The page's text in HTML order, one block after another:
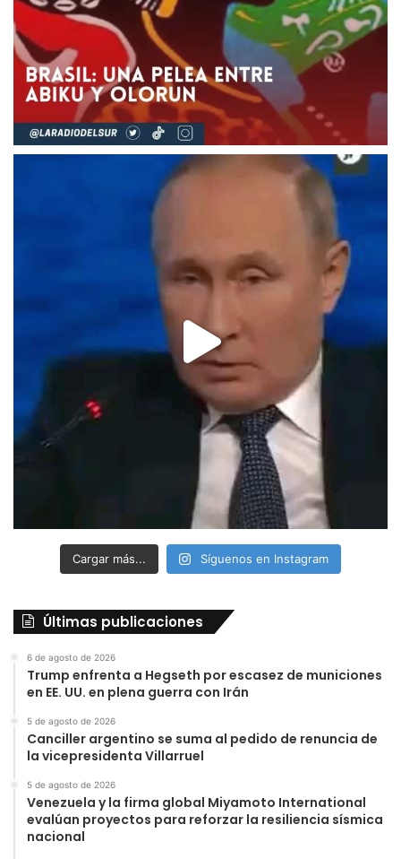
Cargar más... Síguenos en Instagram
Últimas publicaciones
6 de agosto de 2026
Trump enfrenta a Hegseth por escasez de municiones
en EE. UU. en plena guerra con Irán
5 de agosto de 2026
Canciller argentino se suma al pedido de renuncia de
la vicepresidenta Villarruel
5 de agosto de 2026
Venezuela y la firma global Miyamoto International
evalúan proyectos para reforzar la resiliencia sísmica
nacional